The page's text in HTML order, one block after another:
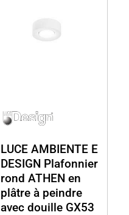
LUCE AMBIENTE E
DESIGN Plafonnier
rond ATHEN en
plâtre à peindre
avec douille GX53